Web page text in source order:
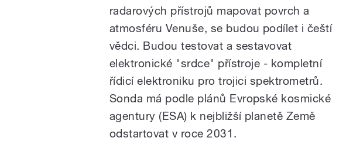
radarových přístrojů mapovat povrch a
atmosféru Venuše, se budou podílet i čeští
vědci. Budou testovat a sestavovat
elektronické "srdce" přístroje - kompletní
řídicí elektroniku pro trojici spektrometrů.
Sonda má podle plánů Evropské kosmické
agentury (ESA) k nejbližší planetě Země
odstartovat v roce 2031.